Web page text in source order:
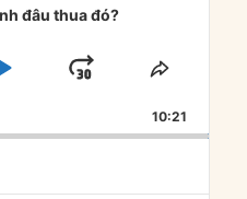
đâu thua đó?
JUMP
FORWARD
SHARE
10:21